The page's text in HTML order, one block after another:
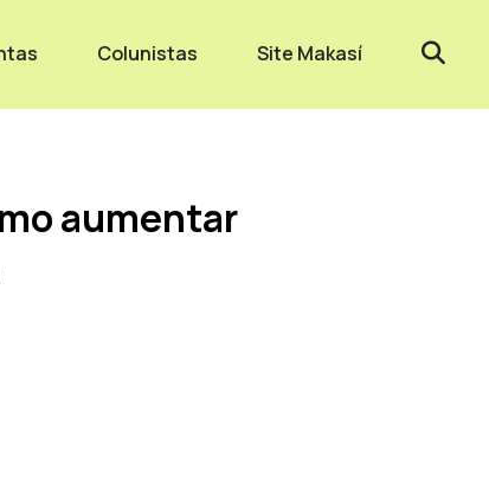
Colunistas Site Makasí
aumentar